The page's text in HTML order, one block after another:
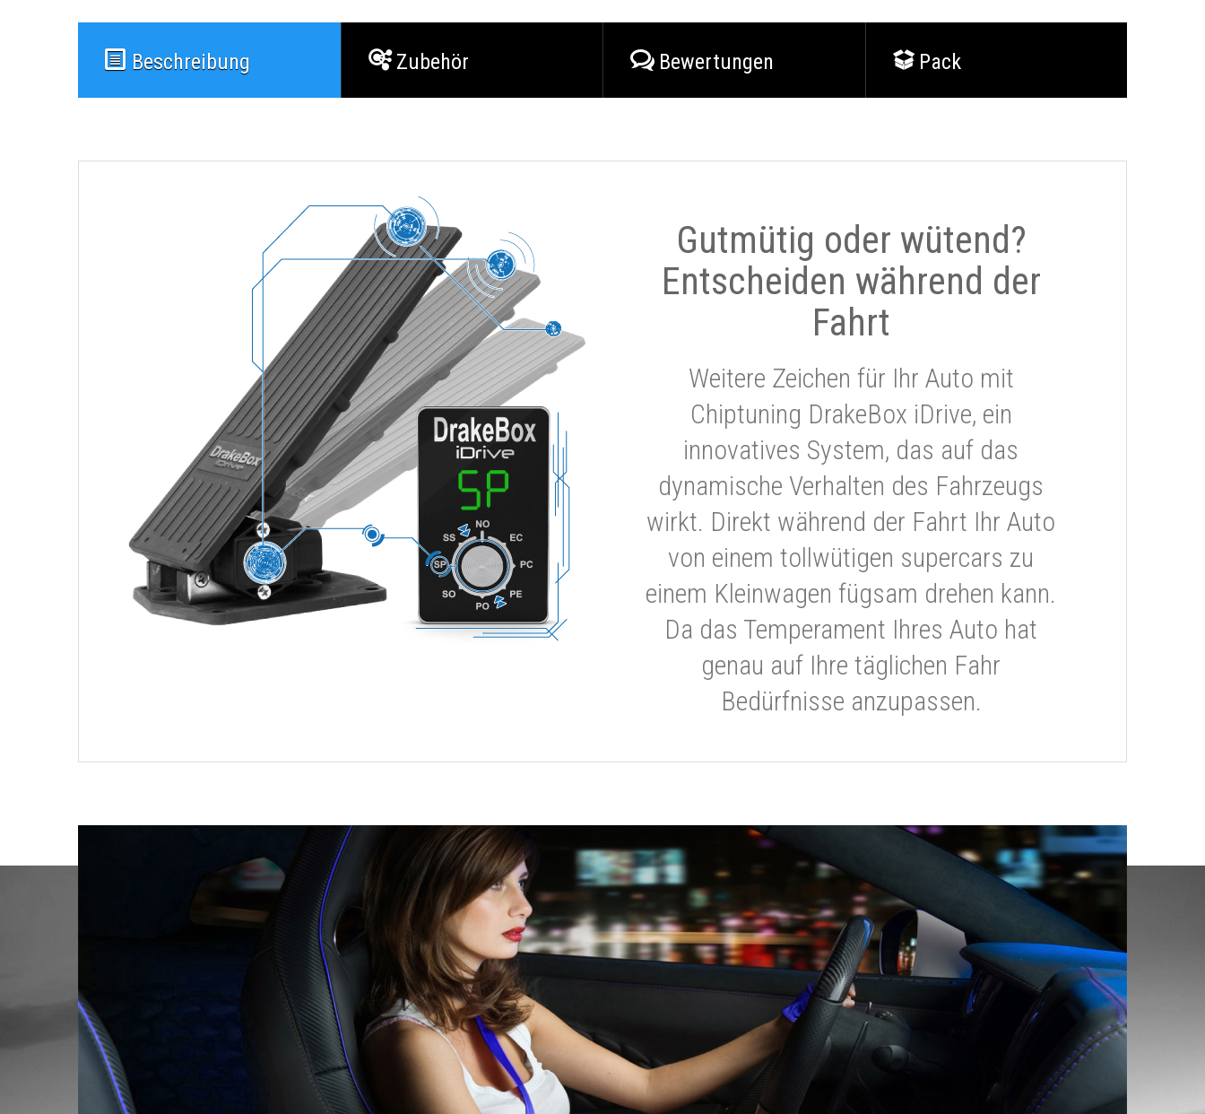
Beschreibung Zubehör Bewertungen Pack
Gutmütig oder wütend?
Entscheiden während der
Fahrt
Weitere Zeichen für Ihr Auto mit
Chiptuning DrakeBox iDrive, ein
innovatives System, das auf das
dynamische Verhalten des Fahrzeugs
wirkt. Direkt während der Fahrt Ihr Auto
von einem tollwütigen supercars zu
einem Kleinwagen fügsam drehen kann.
Da das Temperament Ihres Auto hat
genau auf Ihre täglichen Fahr
Bedürfnisse anzupassen.